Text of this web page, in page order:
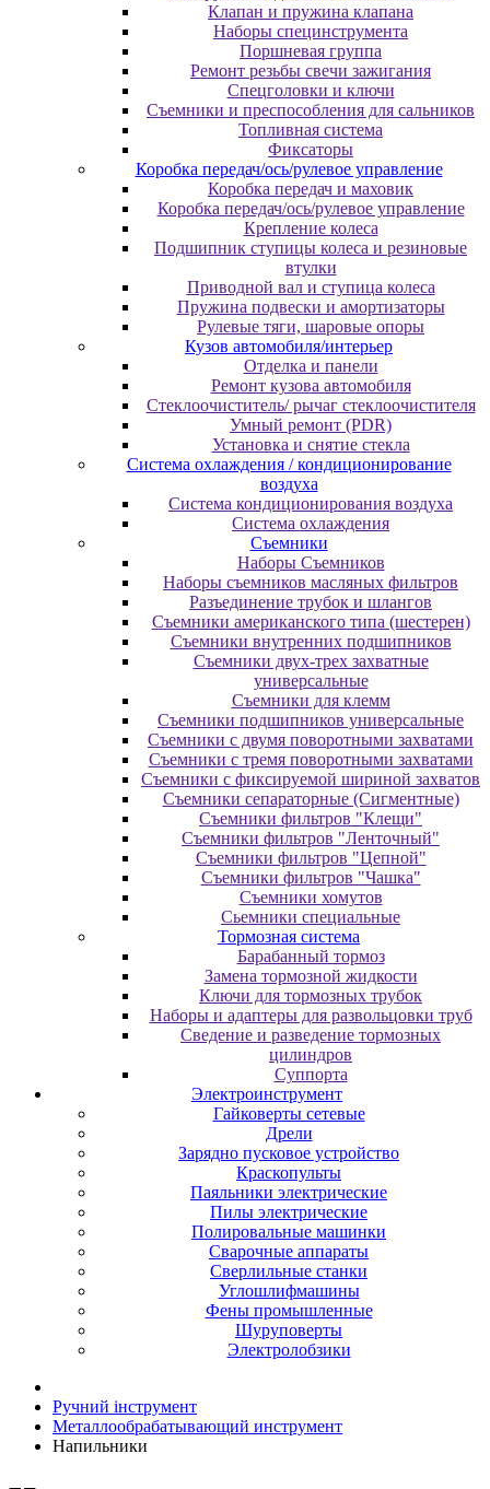
Клапан и пружина клапана
Наборы специнструмента
Поршневая группа
Ремонт резьбы свечи зажигания
Спецголовки и ключи
Съемники и преспособления для сальников
Топливная система
Фиксаторы
Коробка передач/ось/рулевое управление
Коробка передач и маховик
Коробка передач/ось/рулевое управление
Крепление колеса
Подшипник ступицы колеса и резиновые
втулки
Приводной вал и ступица колеса
Пружина подвески и амортизаторы
Рулевые тяги, шаровые опоры
Кузов автомобиля/интерьер
Отделка и панели
Ремонт кузова автомобиля
Стеклоочиститель/ рычаг стеклоочистителя
Умный ремонт (PDR)
Установка и снятие стекла
Система охлаждения / кондиционирование
воздуха
Система кондиционирования воздуха
Система охлаждения
Съемники
Наборы Съемников
Наборы съемников масляных фильтров
Разъединение трубок и шлангов
Съемники американского типа (шестерен)
Съемники внутренних подшипников
Съемники двух-трех захватные
универсальные
Съемники для клемм
Съемники подшипников универсальные
Съемники с двумя поворотными захватами
Съемники с тремя поворотными захватами
Съемники с фиксируемой шириной захватов
Съемники сепараторные (Сигментные)
Съемники фильтров "Клещи"
Съемники фильтров "Ленточный"
Съемники фильтров "Цепной"
Съемники фильтров "Чашка"
Съемники хомутов
Сьемники специальные
Тормозная система
Барабанный тормоз
Замена тормозной жидкости
Ключи для тормозных трубок
Наборы и адаптеры для развольцовки труб
Сведение и разведение тормозных
цилиндров
Суппорта
Электроинструмент
Гайковерты сетевые
Дрели
Зарядно пусковое устройство
Краскопульты
Паяльники электрические
Пилы электрические
Полировальные машинки
Сварочные аппараты
Сверлильные станки
Углошлифмашины
Фены промышленные
Шуруповерты
Электролобзики
Ручний інструмент
Металлообрабатывающий инструмент
Напильники